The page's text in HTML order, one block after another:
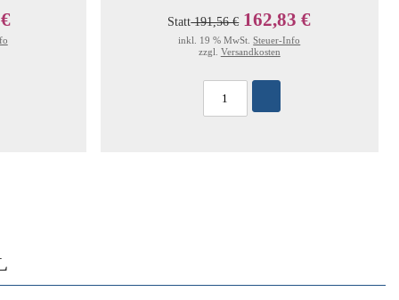
Statt191,56 € 162,83 €
inkl. 19 % MwSt.Steuer-Info
zzgl. Versandkosten